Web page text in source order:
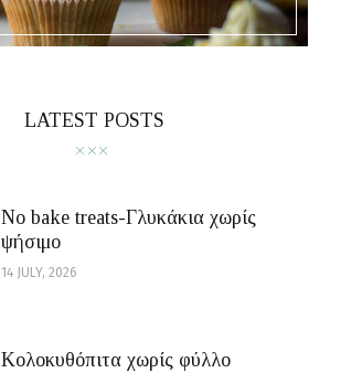
LATEST POSTS
No bake treats-Γλυκάκια χωρίς
ψήσιμο
14 JULY, 2026
Κολοκυθόπιτα χωρίς φύλλο